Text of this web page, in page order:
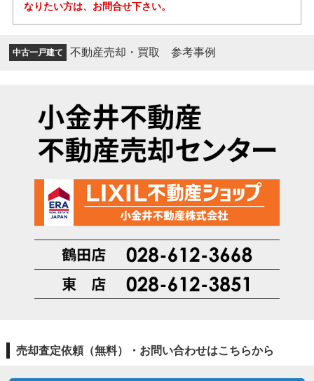
なりたい方は、お問合せ下さい。
中古一戸建て 不動産売却・買取 参考事例
売却査定依頼（無料）・お問い合わせはこちらから